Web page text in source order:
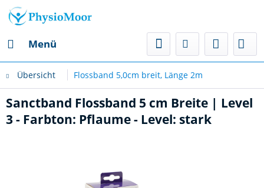
Menü
Übersicht Flossband 5,0cm breit, Länge 2m
Sanctband Flossband 5 cm Breite | Level
3 - Farbton: Pflaume - Level: stark